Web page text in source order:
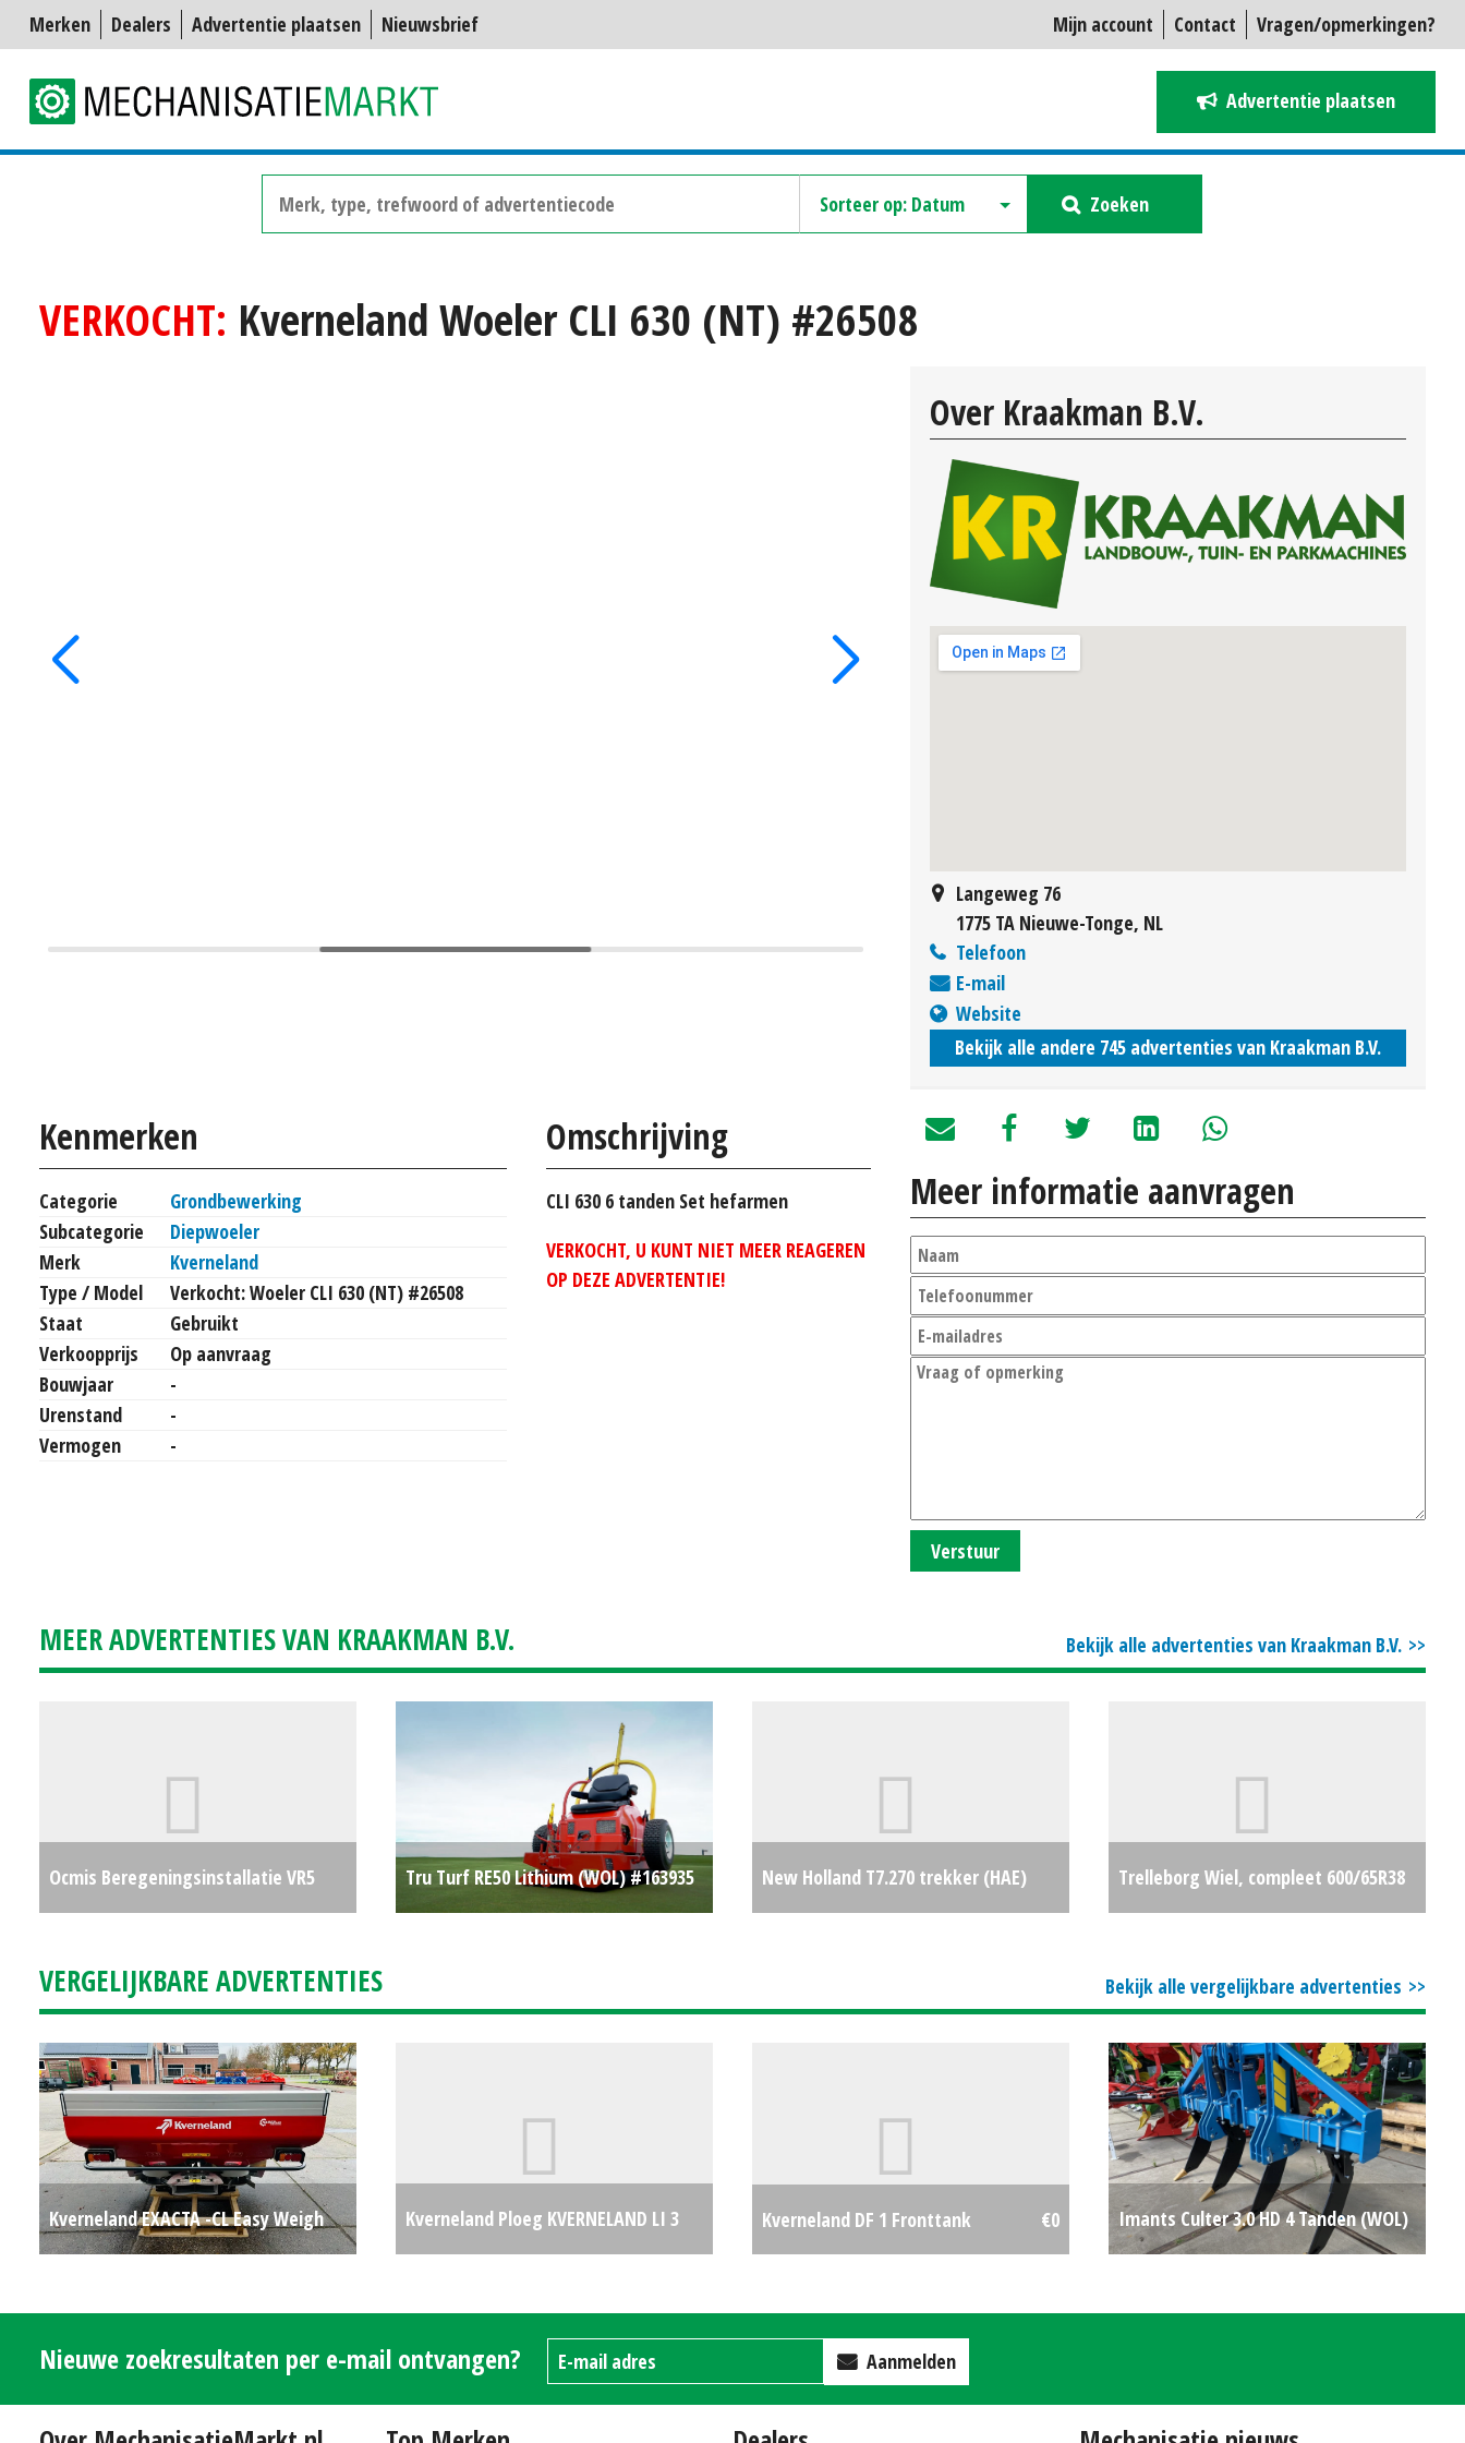
Mijn account Contact Vragen/opmerkingen?
Merken Dealers Advertentie plaatsen Nieuwsbrief
Advertentie plaatsen
Zoeken
VERKOCHT: Kverneland Woeler CLI 630 (NT) #26508
Kenmerken
Categorie
Grondbewerking
Subcategorie
Diepwoeler
Merk
Kverneland
Type / Model
Verkocht: Woeler CLI 630 (NT) #26508
Staat
Gebruikt
Verkoopprijs
Op aanvraag
Bouwjaar
-
Urenstand
-
Vermogen
-
Omschrijving
CLI 630 6 tanden Set hefarmen
VERKOCHT, U KUNT NIET MEER REAGEREN
OP DEZE ADVERTENTIE!
Over Kraakman B.V.
Langeweg 76
1775 TA Nieuwe-Tonge, NL
Telefoon
E-mail
Website
Bekijk alle andere 745 advertenties van Kraakman B.V.
Meer informatie aanvragen
Verstuur
Bekijk alle advertenties van Kraakman B.V.
MEER ADVERTENTIES VAN KRAAKMAN B.V.
Ocmis Beregeningsinstallatie VR5
Tru Turf RE50 Lithium (WOL) #163935
New Holland T7.270 trekker (HAE)
Trelleborg Wiel, compleet 600/65R38
€8250
Bekijk alle vergelijkbare advertenties
VERGELIJKBARE ADVERTENTIES
Kverneland EXACTA -CL Easy Weigh
Kverneland Ploeg KVERNELAND LI 3
Kverneland DF 1 Fronttank €0
Imants Culter 3.0 HD 4 Tanden (WOL)
Nieuwe zoekresultaten per e-mail ontvangen? Aanmelden